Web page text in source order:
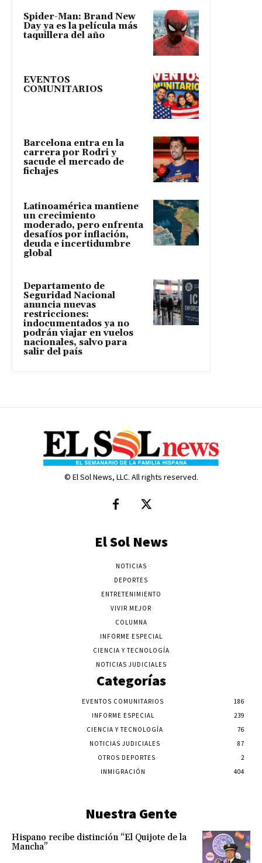
Spider-Man: Brand New
Day ya es la película más
taquillera del año
EVENTOS
COMUNITARIOS
Barcelona entra en la
carrera por Rodri y
sacude el mercado de
fichajes
Latinoamérica mantiene
un crecimiento
moderado, pero enfrenta
desafíos por inflación,
deuda e incertidumbre
global
Departamento de
Seguridad Nacional
anuncia nuevas
restricciones:
indocumentados ya no
podrán viajar en vuelos
nacionales, salvo para
salir del país
© El Sol News, LLC. All rights reserved.
El Sol News
NOTICIAS
DEPORTES
ENTRETENIMIENTO
VIVIR MEJOR
COLUMNA
INFORME ESPECIAL
CIENCIA Y TECNOLOGÍA
NOTICIAS JUDICIALES
Categorías
EVENTOS COMUNITARIOS
186
INFORME ESPECIAL
239
CIENCIA Y TECNOLOGÍA
76
NOTICIAS JUDICIALES
87
OTROS DEPORTES
2
INMIGRACIÓN
404
Nuestra Gente
Hispano recibe distinción “El Quijote de la
Mancha”